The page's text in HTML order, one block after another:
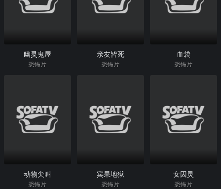
幽灵鬼屋
恐怖片
亲友皆死
恐怖片
血袋
恐怖片
动物尖叫
恐怖片
宾果地狱
恐怖片
女囚灵
恐怖片